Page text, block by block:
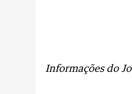
Informações do